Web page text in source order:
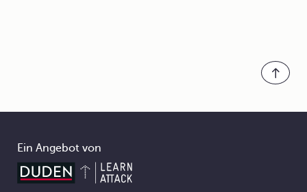
Ein Angebot von